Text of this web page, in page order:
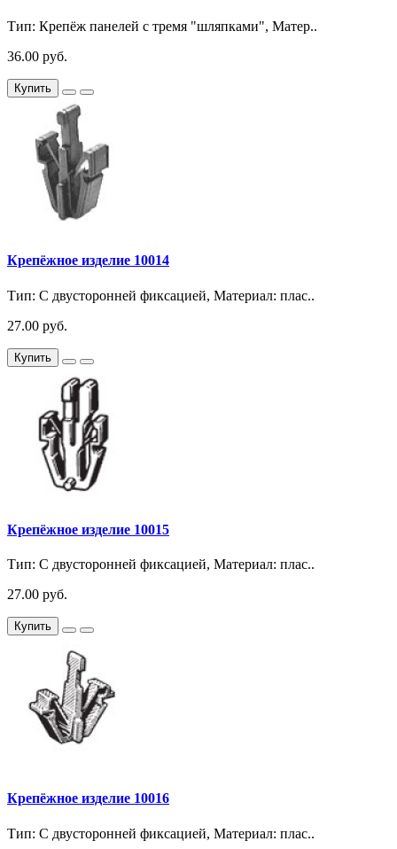
Тип: Крепёж панелей с тремя "шляпками", Матер..
36.00 руб.
Купить
Крепёжное изделие 10014
Тип: С двусторонней фиксацией, Материал: плас..
27.00 руб.
Купить
Крепёжное изделие 10015
Тип: С двусторонней фиксацией, Материал: плас..
27.00 руб.
Купить
Крепёжное изделие 10016
Тип: С двусторонней фиксацией, Материал: плас..